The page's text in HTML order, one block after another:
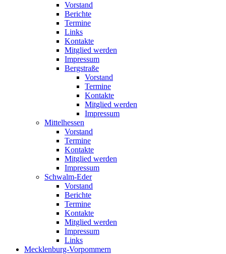
Vorstand
Berichte
Termine
Links
Kontakte
Mitglied werden
Impressum
Bergstraße
Vorstand
Termine
Kontakte
Mitglied werden
Impressum
Mittelhessen
Vorstand
Termine
Kontakte
Mitglied werden
Impressum
Schwalm-Eder
Vorstand
Berichte
Termine
Kontakte
Mitglied werden
Impressum
Links
Mecklenburg-Vorpommern